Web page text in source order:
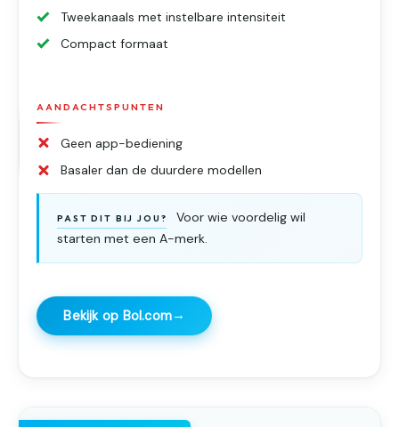
Tweekanaals met instelbare intensiteit
Compact formaat
AANDACHTSPUNTEN
Geen app-bediening
Basaler dan de duurdere modellen
PAST DIT BIJ JOU?
Voor wie voordelig wil
starten met een A-merk.
Bekijk op Bol.com→